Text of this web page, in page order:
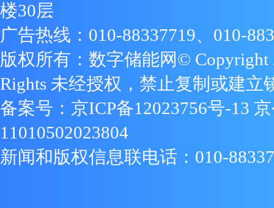
楼30层
广告热线：010-88337719、010-
版权所有：数字储能网© Copyright
Rights 未经授权，禁止复制或建立
备案号： 京ICP备12023756号-13
11010502023804
新闻和版权信息联电话：010-